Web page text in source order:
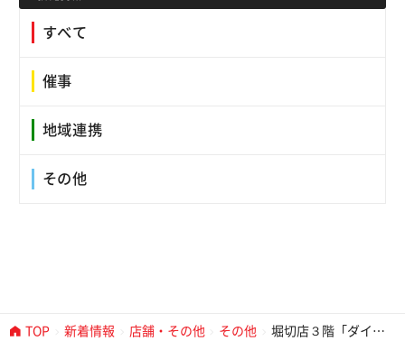
TOP 新着情報 店舗・その他 その他
堀切店３階「ダイソ
すべて
催事
地域連携
その他